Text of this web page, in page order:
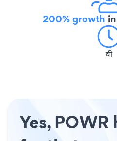
200% growth
वी
Yes, POWR